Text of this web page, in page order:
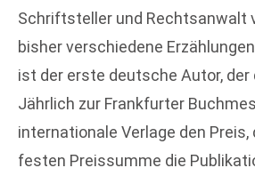
Schriftsteller und Rechtsanwalt
bisher verschiedene
ist der erste deutsche Autor, der
Jährlich zur Frankfurter
internationale Verlage den
festen Preissumme die